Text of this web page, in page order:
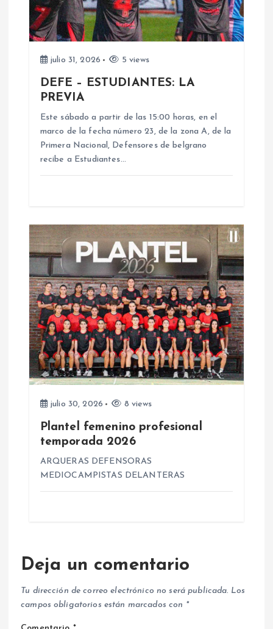
d
d
a
s
julio 31, 2026 5 views
DEFE – ESTUDIANTES: LA
PREVIA
Este sábado a partir de las 15:00 horas, en el
marco de la fecha número 23, de la zona A, de la
Primera Nacional, Defensores de belgrano
recibe a Estudiantes…
julio 30, 2026 8 views
Plantel femenino profesional
temporada 2026
ARQUERAS DEFENSORAS
MEDIOCAMPISTAS DELANTERAS
Deja un comentario
Tu dirección de correo electrónico no será publicada. Los
campos obligatorios están marcados con *